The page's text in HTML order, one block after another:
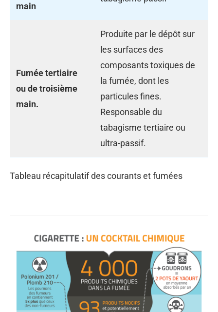
main
Fumée tertiaire
ou de troisième
main.
Produite par le dépôt sur
les surfaces des
composants toxiques de
la fumée, dont les
particules fines.
Responsable du
tabagisme tertiaire ou
ultra-passif.
Tableau récapitulatif des courants et fumées